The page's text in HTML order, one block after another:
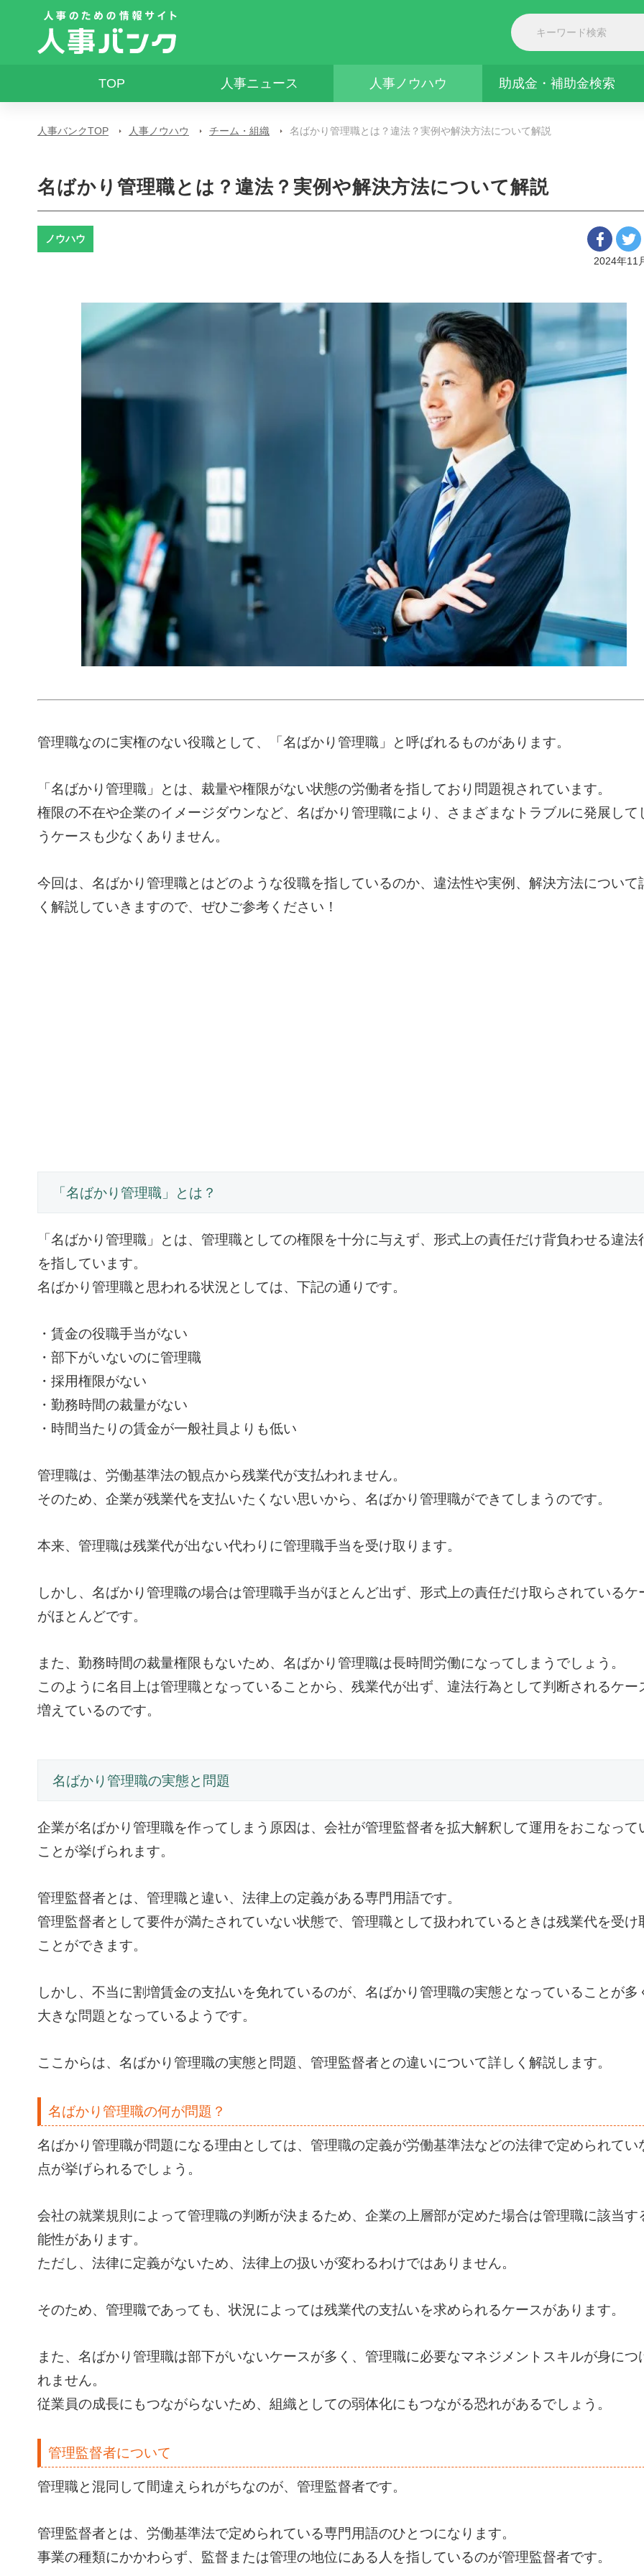
TOP 人事ニュース 人事ノウハウ 助成金・補助金検索
人事バンクTOP 人事ノウハウ チーム・組織 名ばかり管理職とは？違法？実例や解決方法について解説
名ばかり管理職とは？違法？実例や解決方法について解説
ノウハウ
2024年11
管理職なのに実権のない役職として、「名ばかり管理職」と呼ばれるものがあります。
「名ばかり管理職」とは、裁量や権限がない状態の労働者を指しており問題視されています。
権限の不在や企業のイメージダウンなど、名ばかり管理職により、さまざまなトラブルに発展して
うケースも少なくありません。
今回は、名ばかり管理職とはどのような役職を指しているのか、違法性や実例、解決方法について
く解説していきますので、ぜひご参考ください！
「名ばかり管理職」とは？
「名ばかり管理職」とは、管理職としての権限を十分に与えず、形式上の責任だけ背負わせる違法
を指しています。
名ばかり管理職と思われる状況としては、下記の通りです。
・賃金の役職手当がない
・部下がいないのに管理職
・採用権限がない
・勤務時間の裁量がない
・時間当たりの賃金が一般社員よりも低い
管理職は、労働基準法の観点から残業代が支払われません。
そのため、企業が残業代を支払いたくない思いから、名ばかり管理職ができてしまうのです。
本来、管理職は残業代が出ない代わりに管理職手当を受け取ります。
しかし、名ばかり管理職の場合は管理職手当がほとんど出ず、形式上の責任だけ取らされているケ
がほとんどです。
また、勤務時間の裁量権限もないため、名ばかり管理職は長時間労働になってしまうでしょう。
このように名目上は管理職となっていることから、残業代が出ず、違法行為として判断されるケー
増えているのです。
名ばかり管理職の実態と問題
企業が名ばかり管理職を作ってしまう原因は、会社が管理監督者を拡大解釈して運用をおこなって
ことが挙げられます。
管理監督者とは、管理職と違い、法律上の定義がある専門用語です。
管理監督者として要件が満たされていない状態で、管理職として扱われているときは残業代を受け
ことができます。
しかし、不当に割増賃金の支払いを免れているのが、名ばかり管理職の実態となっていることが多
大きな問題となっているようです。
ここからは、名ばかり管理職の実態と問題、管理監督者との違いについて詳しく解説します。
名ばかり管理職の何が問題？
名ばかり管理職が問題になる理由としては、管理職の定義が労働基準法などの法律で定められてい
点が挙げられるでしょう。
会社の就業規則によって管理職の判断が決まるため、企業の上層部が定めた場合は管理職に該当す
能性があります。
ただし、法律に定義がないため、法律上の扱いが変わるわけではありません。
そのため、管理職であっても、状況によっては残業代の支払いを求められるケースがあります。
また、名ばかり管理職は部下がいないケースが多く、管理職に必要なマネジメントスキルが身につ
れません。
従業員の成長にもつながらないため、組織としての弱体化にもつながる恐れがあるでしょう。
管理監督者について
管理職と混同して間違えられがちなのが、管理監督者です。
管理監督者とは、労働基準法で定められている専門用語のひとつになります。
事業の種類にかかわらず、監督または管理の地位にある人を指しているのが管理監督者です。